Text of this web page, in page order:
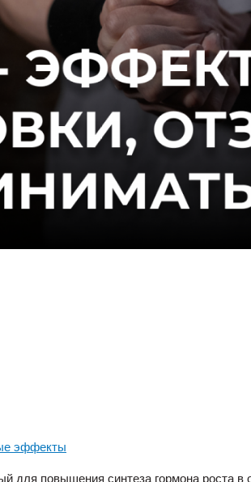
эффекты
для повышения синтеза гормона роста в